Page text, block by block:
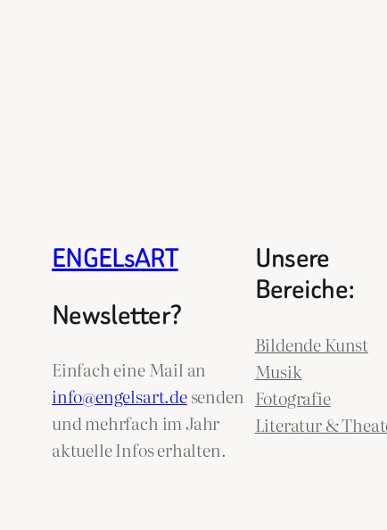
ENGELsART
Newsletter?
Einfach eine Mail an
info@engelsart.desenden
und mehrfach im Jahr
aktuelle Infos erhalten.
Unsere
Bereiche:
Bildende Kunst
Musik
Fotografie
Literatur &